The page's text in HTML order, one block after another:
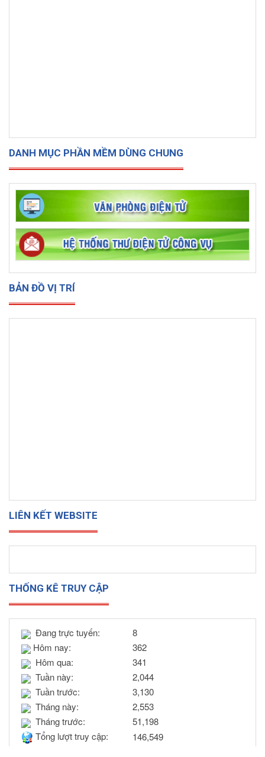
DANH MỤC PHẦN MỀM DÙNG CHUNG
BẢN ĐỒ VỊ TRÍ
LIÊN KẾT WEBSITE
THỐNG KÊ TRUY CẬP
Đang trực tuyến:
8
Hôm nay:
362
Hôm qua:
341
Tuần này:
2,044
Tuần trước:
3,130
Tháng này:
2,553
Tháng trước:
51,198
Tổng lượt truy cập:
146,549